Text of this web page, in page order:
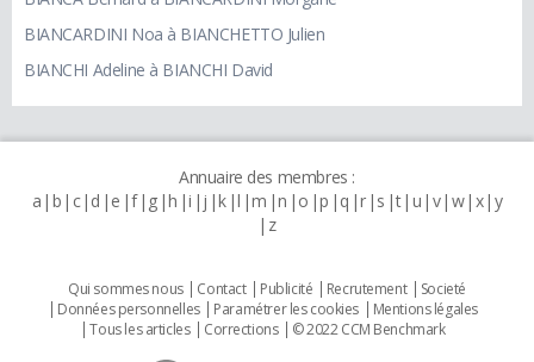
BIANCARDINI Noa à BIANCHETTO Julien
BIANCHI Adeline à BIANCHI David
Annuaire des membres :
a b c d e f g h i j k l m n o p q r s t u v w x y
z
Qui sommes nous Contact Publicité Recrutement
Societé
Données personnelles
Paramétrer les cookies
Mentions légales
Tous les articles
Corrections © 2022 CCM Benchmark